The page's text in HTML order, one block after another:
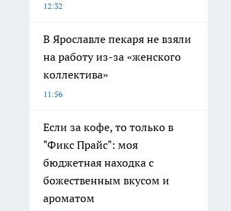
12:32
В Ярославле пекаря не взяли
на работу из-за «женского
коллектива»
11:56
Если за кофе, то только в
"Фикс Прайс": моя
бюджетная находка с
божественным вкусом и
ароматом